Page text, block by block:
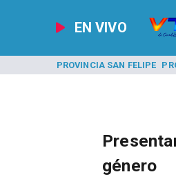
EN VIVO
PROVINCIA SAN FELIPE
género